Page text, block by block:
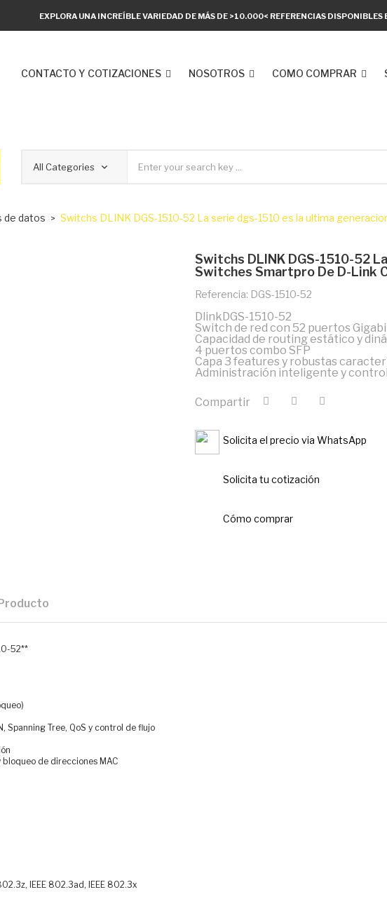
EXPLORA UNA INCREÍBLE VARIEDAD DE MÁS DE >10.000< REFERENCIAS DISPONIBLES
CONTACTO Y COTIZACIONES NOSOTROS COMO COMPRAR
de datos Switchs DLINK DGS-1510-52 La serie dgs-1510 es la ultima
Switchs DLINK DGS-1510-52
Switches Smartpro De D-Link
Referencia: DGS-1510-52
DlinkDGS-1510-52
Switch de red con 52 puertos
Capacidad de routing estático y
4 puertos combo SFP
Capa 3 features y robustas
Administración inteligente y
Compartir
Solicita el precio via WhatsApp
Solicita tu cotización
Cómo comprar
52**
Spanning Tree, QoS y control de flujo
bloqueo de direcciones MAC
IEEE 802.3ad, IEEE 802.3x